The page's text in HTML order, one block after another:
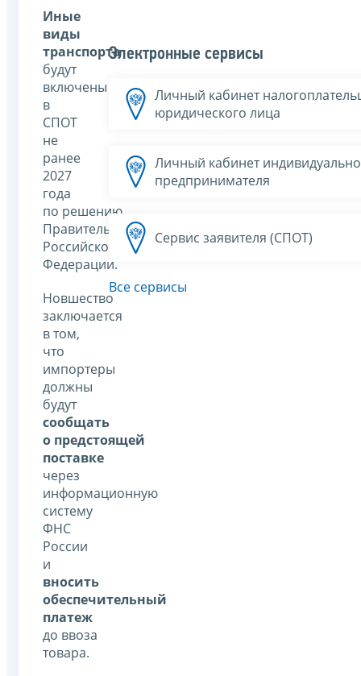
Иные
виды
транспорта
будут
включены
в
СПОТ
не
ранее
2027
года
по решению
Правительства
Российской
Федерации.
Новшество
заключается
в том,
что
импортеры
должны
будут
сообщать
о предстоящей
поставке
через
информационную
систему
ФНС
России
и
вносить
обеспечительный
платеж
до ввоза
товара.
Электронные сервисы
Личный кабинет
юридического лица
Личный кабинет
предпринимателя
Сервис заявителя (СПОТ)
Все сервисы